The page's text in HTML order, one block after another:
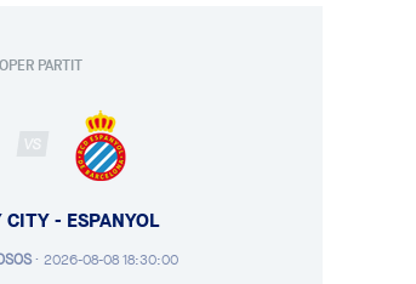
PARTIT
VS
CITY - ESPANYOL
· 2026-08-08 18:30:00